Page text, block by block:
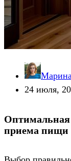
24 июля,
Оптимальная
приема пищи